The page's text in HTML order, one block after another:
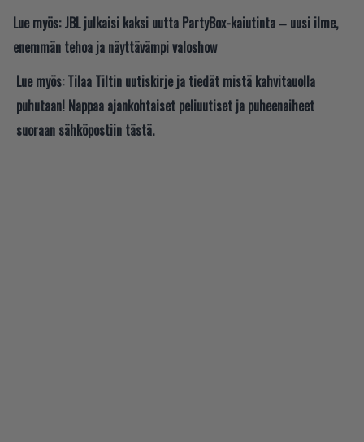
Lue myös: JBL julkaisi kaksi uutta PartyBox-kaiutinta – uusi ilme,
enemmän tehoa ja näyttävämpi valoshow
Lue myös: Tilaa Tiltin uutiskirje ja tiedät mistä kahvitauolla
puhutaan! Nappaa ajankohtaiset peliuutiset ja puheenaiheet
suoraan sähköpostiin tästä.